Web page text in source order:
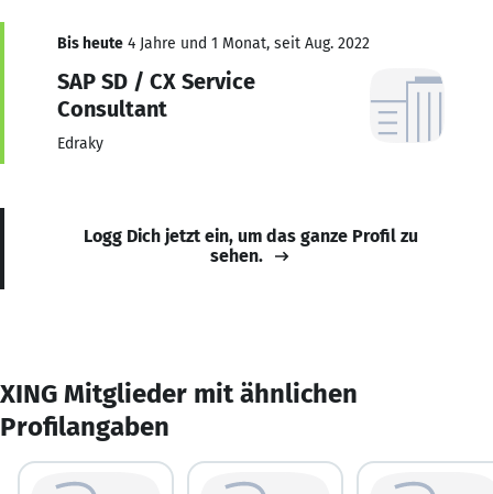
Bis heute 4 Jahre und 1 Monat, seit Aug. 2022
SAP SD / CX Service
Consultant
Edraky
Logg Dich jetzt ein, um das ganze Profil zu
sehen.
XING Mitglieder mit ähnlichen
Profilangaben